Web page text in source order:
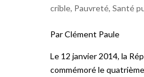
crible, Pauvreté, Santé
Par Clément Paule
Le 12 janvier 2014, la
commémoré le